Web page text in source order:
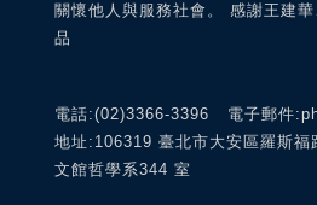
關懷他人與服務社會。 感謝王建
品
電話:(02)3366-3396 電子郵件
地址:106319 臺北市大安區羅斯福
文館哲學系344 室